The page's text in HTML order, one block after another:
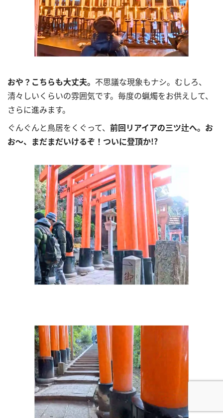
おや？こちらも大丈夫。 不思議な現象もナシ。むしろ、
清々しいくらいの雰囲気です。毎度の蝋燭をお供えして、
さらに進みます。
ぐんぐんと鳥居をくぐって、 前回リアイアの三ツ辻へ。お
お～、まだまだいけるぞ！ついに登頂か!?